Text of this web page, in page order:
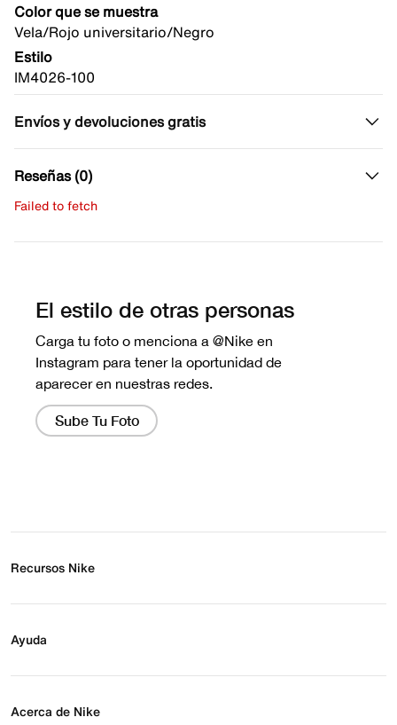
Color que se muestra
Vela/Rojo universitario/Negro
Estilo
IM4026-100
Envíos y devoluciones gratis
Reseñas (0)
Failed to fetch
Recursos Nike
Regístrate para recibir correos
Ayuda
Preguntas frecuentes
Acerca de Nike